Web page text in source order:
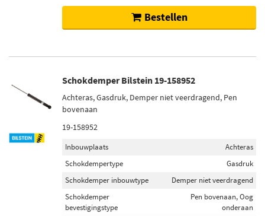
Bestellen
Schokdemper Bilstein 19-158952
Achteras, Gasdruk, Demper niet veerdragend, Pen
bovenaan
19-158952
Inbouwplaats
Achteras
Schokdempertype
Gasdruk
Schokdemper inbouwtype
Demper niet veerdragend
Schokdemper
bevestigingstype
Pen bovenaan, Oog
onderaan